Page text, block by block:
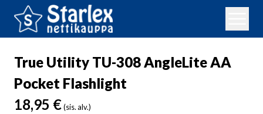
True Utility TU-308 AngleLite AA
Pocket Flashlight
18,95 €(sis. alv.)